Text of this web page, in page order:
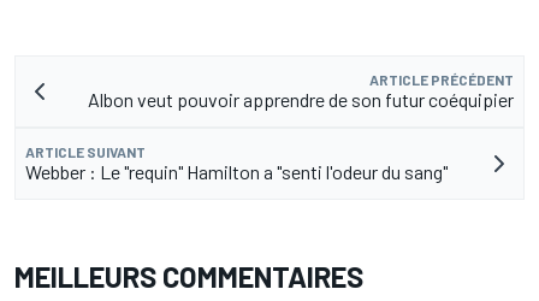
ARTICLE PRÉCÉDENT
Albon veut pouvoir apprendre de son futur coéquipier
ARTICLE SUIVANT
Webber : Le "requin" Hamilton a "senti l'odeur du sang"
MEILLEURS COMMENTAIRES